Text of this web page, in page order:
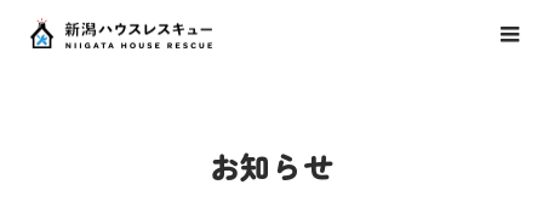
お知らせ